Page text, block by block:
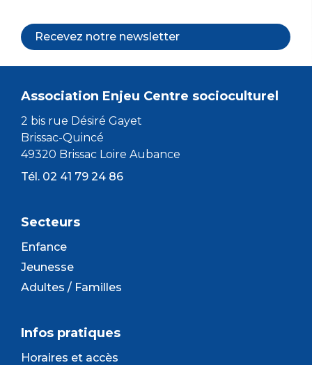
Recevez notre newsletter
Association Enjeu Centre socioculturel
2 bis rue Désiré Gayet
Brissac-Quincé
49320 Brissac Loire Aubance
Tél. 02 41 79 24 86
Secteurs
Enfance
Jeunesse
Adultes / Familles
Infos pratiques
Horaires et accès